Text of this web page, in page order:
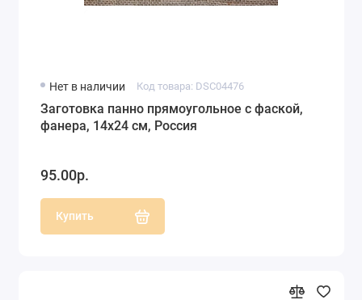
Нет в наличии Код товара: DSC04476
Заготовка панно прямоугольное с фаской,
фанера, 14х24 см, Россия
95.00р.
Купить